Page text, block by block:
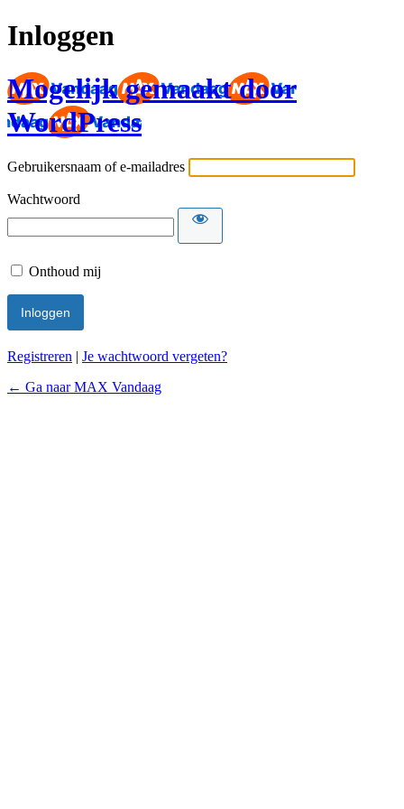
Inloggen
Mogelijk gemaakt door
WordPress
Gebruikersnaam of e-mailadres
Wachtwoord
Onthoud mij
Registreren | Je wachtwoord vergeten?
← Ga naar MAX Vandaag